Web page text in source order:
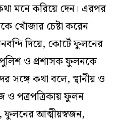
মনে করিয়ে দেন। এরপর
খোঁজার চেষ্টা করেন
দিয়ে, কোর্টে ফুলনের
পুলিশ ও প্রশাসক ফুলনকে
সঙ্গে কথা বলে, স্থানীয় ও
ও পত্রপত্রিকায় ফুলন
ফুলনের আত্মীয়স্বজন,